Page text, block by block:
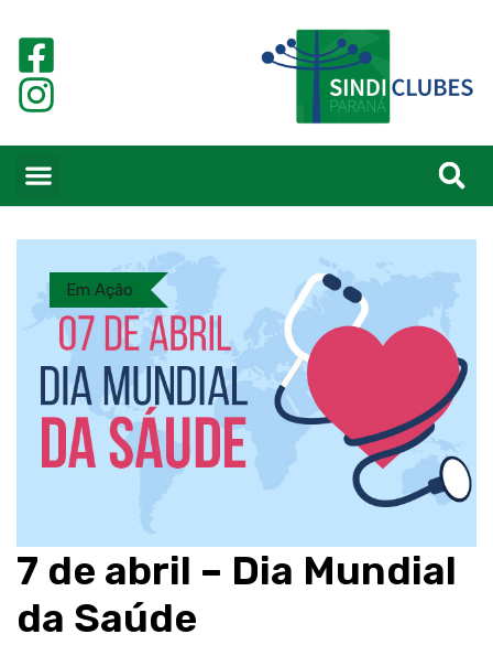
Em Ação
7 de abril – Dia Mundial
da Saúde